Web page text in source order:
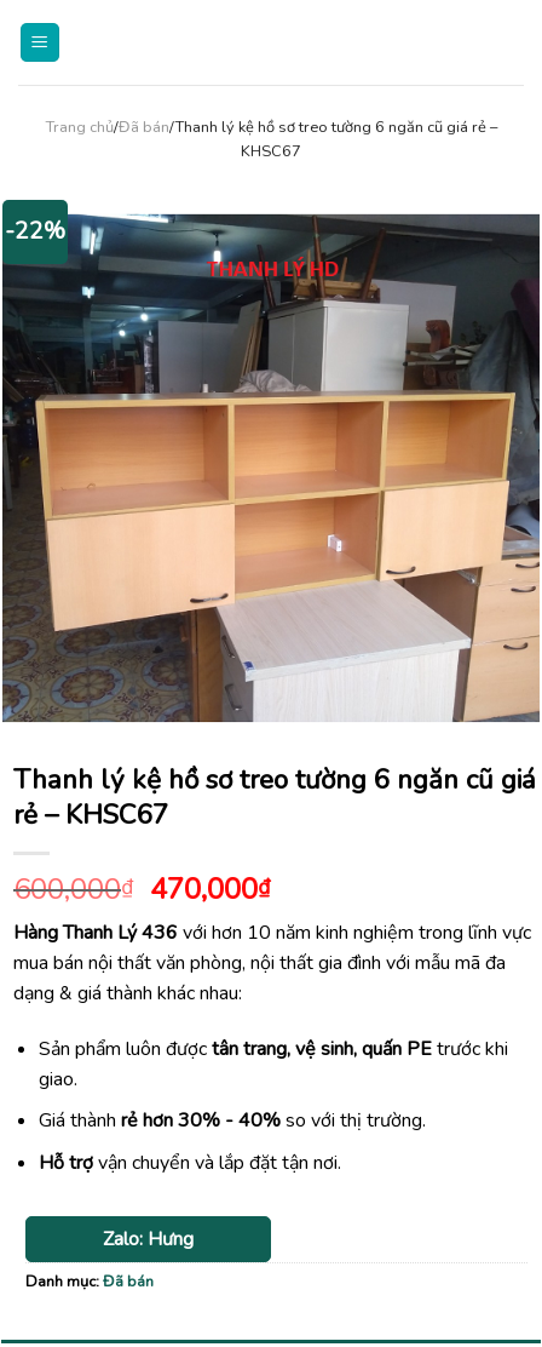
Trang chủ/Đã bán/Thanh lý kệ hồ sơ treo tường 6 ngăn cũ giá rẻ –
KHSC67
-22%
Thanh lý kệ hồ sơ treo tường 6 ngăn cũ giá
rẻ – KHSC67
600,000₫ Giá
gốc
là:
600,000₫.
470,000₫Giá
hiện
tại
là:
Hàng Thanh Lý 436 với hơn 10 năm kinh nghiệm trong lĩnh vực
mua bán nội thất văn phòng, nội thất gia đình với mẫu mã đa
dạng & giá thành khác nhau:
Sản phẩm luôn đượctân trang, vệ sinh, quấn PEtrước khi
giao.
Giá thành rẻ hơn 30% - 40%so với thị trường.
Hỗ trợvận chuyển và lắp đặt tận nơi.
Zalo: Hưng
Danh mục:Đã bán